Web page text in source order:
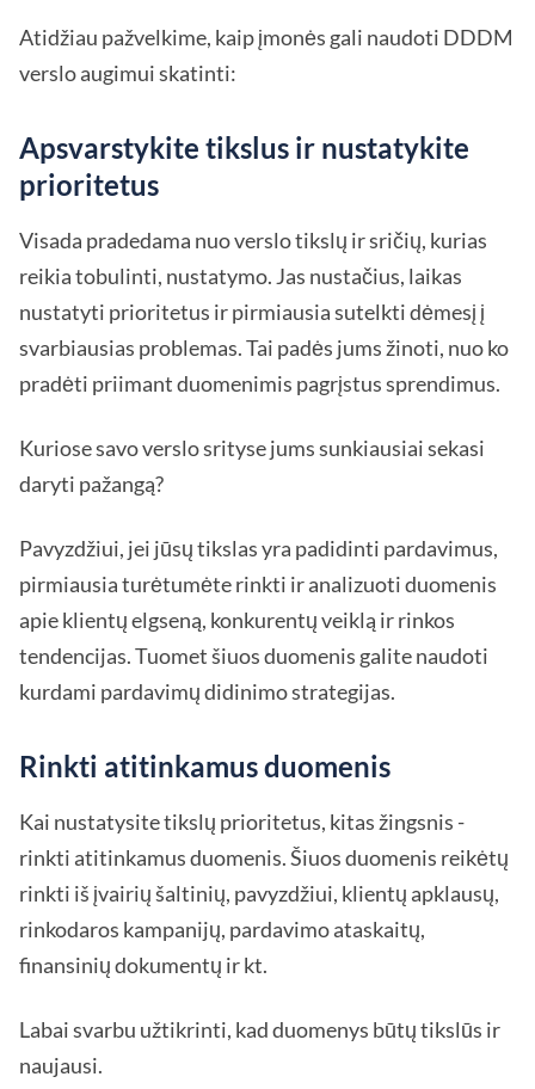
Atidžiau pažvelkime, kaip įmonės gali naudoti DDDM
verslo augimui skatinti:
Apsvarstykite tikslus ir nustatykite
prioritetus
Visada pradedama nuo verslo tikslų ir sričių, kurias
reikia tobulinti, nustatymo. Jas nustačius, laikas
nustatyti prioritetus ir pirmiausia sutelkti dėmesį į
svarbiausias problemas. Tai padės jums žinoti, nuo ko
pradėti priimant duomenimis pagrįstus sprendimus.
Kuriose savo verslo srityse jums sunkiausiai sekasi
daryti pažangą?
Pavyzdžiui, jei jūsų tikslas yra padidinti pardavimus,
pirmiausia turėtumėte rinkti ir analizuoti duomenis
apie klientų elgseną, konkurentų veiklą ir rinkos
tendencijas. Tuomet šiuos duomenis galite naudoti
kurdami pardavimų didinimo strategijas.
Rinkti atitinkamus duomenis
Kai nustatysite tikslų prioritetus, kitas žingsnis -
rinkti atitinkamus duomenis. Šiuos duomenis reikėtų
rinkti iš įvairių šaltinių, pavyzdžiui, klientų apklausų,
rinkodaros kampanijų, pardavimo ataskaitų,
finansinių dokumentų ir kt.
Labai svarbu užtikrinti, kad duomenys būtų tikslūs ir
naujausi.